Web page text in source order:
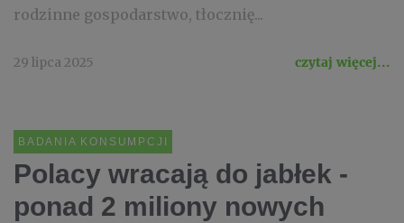
rodzinne gospodarstwo, tłocznię...
29 lipca 2025 czytaj więcej...
BADANIA KONSUMPCJI
Polacy wracają do jabłek -
ponad 2 miliony nowych